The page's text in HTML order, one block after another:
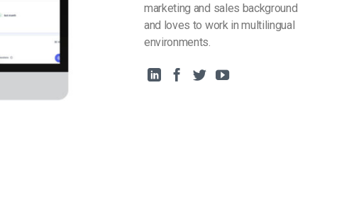
marketing and sales background
and loves to work in multilingual
environments.